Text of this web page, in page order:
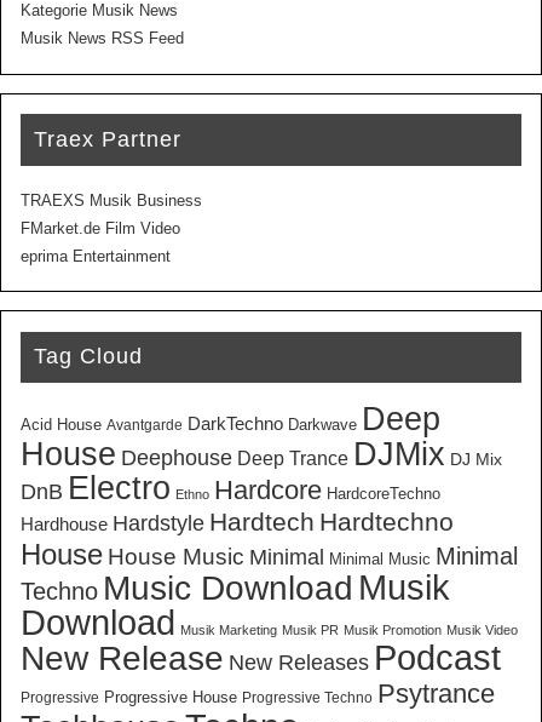
Kategorie Musik News
Musik News RSS Feed
Traex Partner
TRAEXS Musik Business
FMarket.de Film Video
eprima Entertainment
Tag Cloud
Acid House Avantgarde DarkTechno Darkwave Deep
House Deephouse Deep Trance DJMix DJ Mix
DnB Electro Ethno Hardcore HardcoreTechno
Hardhouse Hardstyle Hardtech Hardtechno
House House Music Minimal Minimal Music Minimal
Techno Music Download Musik
Download Musik Marketing Musik PR Musik Promotion Musik Video
New Release New Releases Podcast
Progressive Progressive House Progressive Techno Psytrance